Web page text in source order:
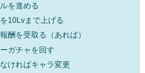
を進める
10Lvまで上げる
酬を受取る（あれば）
ガチャを回す
ければキャラ変更